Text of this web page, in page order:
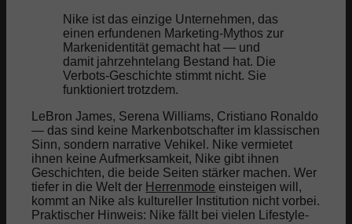
Nike ist das einzige Unternehmen, das
einen erfundenen Marketing-Mythos zur
Markenidentität gemacht hat — und
damit jahrzehntelang Bestand hat. Die
Verbots-Geschichte stimmt nicht. Sie
funktioniert trotzdem.
LeBron James, Serena Williams, Cristiano Ronaldo
— das sind keine Markenbotschafter im klassischen
Sinn, sondern narrative Vehikel. Nike vermietet
ihnen keine Aufmerksamkeit, Nike gibt ihnen
Geschichten, die beide Seiten stärker machen. Wer
tiefer in die Welt der Herrenmode einsteigen will,
kommt an Nike als kultureller Institution nicht vorbei.
Praktischer Hinweis: Nike fällt bei vielen Lifestyle-